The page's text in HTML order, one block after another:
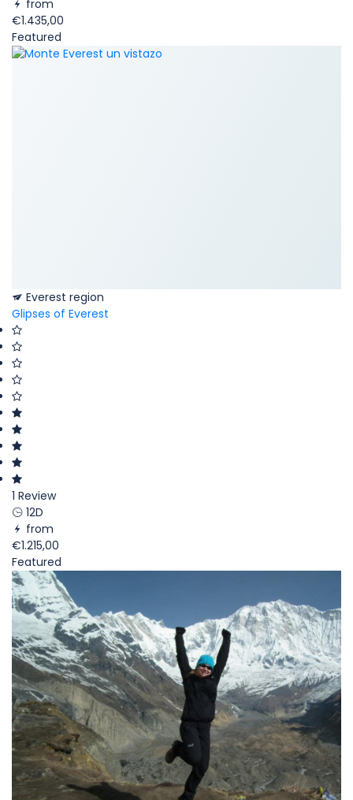
from
€1.435,00
Featured
Everest region
Glipses of Everest
1 Review
12D
from
€1.215,00
Featured